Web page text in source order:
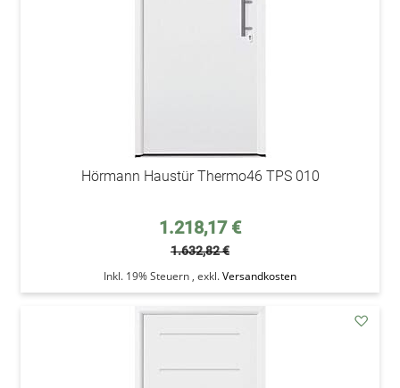
Hörmann Haustür Thermo46 TPS 010
Sonderpreis
1.218,17 €
1.632,82 €
Inkl. 19% Steuern , exkl.Versandkosten